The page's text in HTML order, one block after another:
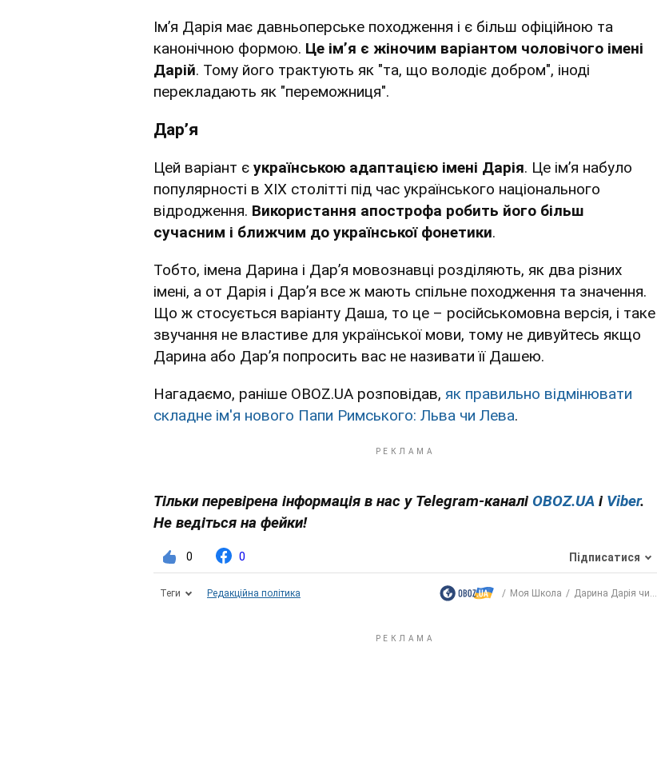
Ім’я Дарія має давньоперське походження і є більш офіційною та
канонічною формою. Це ім’я є жіночим варіантом чоловічого імені
Дарій. Тому його трактують як "та, що володіє добром", іноді
перекладають як "переможниця".
Дар’я
Цей варіант є українською адаптацією імені Дарія. Це ім’я набуло
популярності в XIX столітті під час українського національного
відродження. Використання апострофа робить його більш
сучасним і ближчим до української фонетики.
Тобто, імена Дарина і Дар’я мовознавці розділяють, як два різних
імені, а от Дарія і Дар’я все ж мають спільне походження та значення.
Що ж стосується варіанту Даша, то це – російськомовна версія, і таке
звучання не властиве для української мови, тому не дивуйтесь якщо
Дарина або Дар’я попросить вас не називати її Дашею.
Нагадаємо, раніше OBOZ.UA розповідав, як правильно відмінювати
складне ім'я нового Папи Римського: Льва чи Лева.
Тільки перевірена інформація в нас у Telegram-каналі OBOZ.UA і Viber.
Не ведіться на фейки!
0 0 Підписатися
Теги Редакційна політика Моя Школа Дарина Дарія чи...